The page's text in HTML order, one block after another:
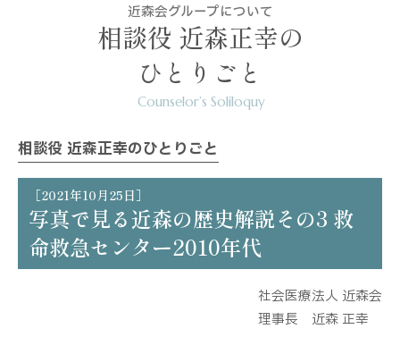
近森会グループについて
相談役 近森正幸の
ひとりごと
Counselor’s Soliloquy
相談役 近森正幸のひとりごと
［2021年10月25日］
写真で見る近森の歴史解説その3 救
命救急センター2010年代
社会医療法人 近森会
理事長 近森 正幸